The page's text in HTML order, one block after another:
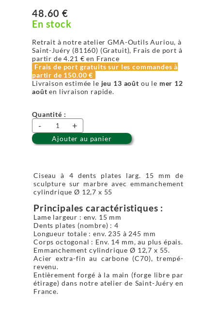
48.60 €
En stock
Retrait à notre atelier GMA-Outils Auriou, à
Saint-Juéry (81160) (Gratuit), Frais de port à
partir de4.21 € en France
Frais de port gratuits sur les commandes à
partir de 150.00 €
Livraison estimée le jeu 13 août ou le mer 12
août en livraison rapide.
Quantité :
- +
Ajouter au panier
Ciseau à 4 dents plates larg. 15 mm de
sculpture sur marbre avec emmanchement
cylindrique Ø 12,7 x 55
Principales caractéristiques :
Lame largeur : env. 15 mm
Dents plates (nombre) : 4
Longueur totale : env. 235 à 245 mm
Corps octogonal : Env. 14 mm, au plus épais.
Emmanchement cylindrique Ø 12,7 x 55.
Acier extra-fin au carbone (C70), trempé-
revenu.
Entièrement forgé à la main (forge libre par
étirage) dans notre atelier de Saint-Juéry en
France.